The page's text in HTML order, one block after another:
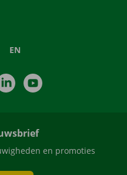
EN
LinkedIn
en promoties